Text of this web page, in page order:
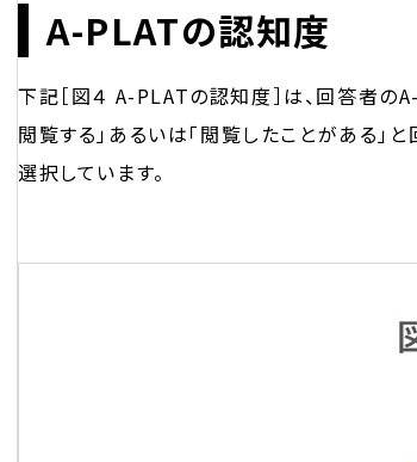
A-PLATの認知度
下記［図４ A-PLATの認知度］は、回答者
閲覧する」あるいは「閲覧したことがある」
選択しています。